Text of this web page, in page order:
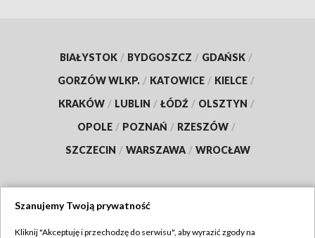
BIAŁYSTOK / BYDGOSZCZ / GDAŃSK /
GORZÓW WLKP. / KATOWICE / KIELCE /
KRAKÓW / LUBLIN / ŁÓDŹ / OLSZTYN /
OPOLE / POZNAŃ / RZESZÓW /
SZCZECIN / WARSZAWA / WROCŁAW
Szanujemy Twoją prywatność
Kliknij "Akceptuję i przechodzę do serwisu", aby wyrazić zgody na